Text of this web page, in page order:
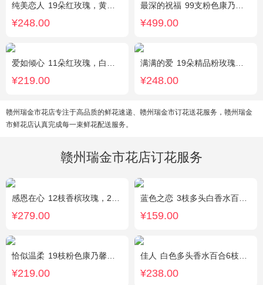
纯美恋人 19朵红玫瑰，黄莺、满天星、绿叶适量点缀
¥248.00
最深的祝福 99支粉色康乃馨，搭配绿叶、黄莺。
¥499.00
爱如倾心 11朵红玫瑰，白色满天星间插，一条灯带，一对小熊、黄莺或尤加利叶搭配
¥219.00
满满的爱 19朵精品粉玫瑰，搭配适量紫色勿忘我间插。
¥248.00
赣州瑞金市花店专注于高品质的鲜花速递、赣州瑞金市订花送花服务，赣州瑞金
市鲜花店认真完成每一束鲜花配送服务。
赣州瑞金市花店订花服务
感恩在心 12枝香槟玫瑰，2枝向日葵，搭配白色满天星、尤加利叶
¥279.00
蓝色之恋 3枝多头白香水百合，情人草丰满，绿叶。
¥159.00
恰似温柔 19枝粉色康乃馨，搭配适量情人草、尤加利叶
¥219.00
佳人 白色多头香水百合6枝，满天星、紫色勿忘我、绿叶丰满
¥238.00